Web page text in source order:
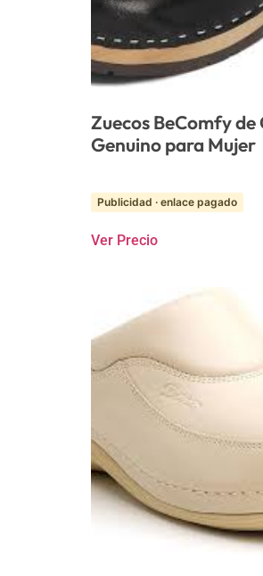
Zuecos BeComfy de
Genuino para Mujer
Publicidad · enlace pagado
Ver Precio